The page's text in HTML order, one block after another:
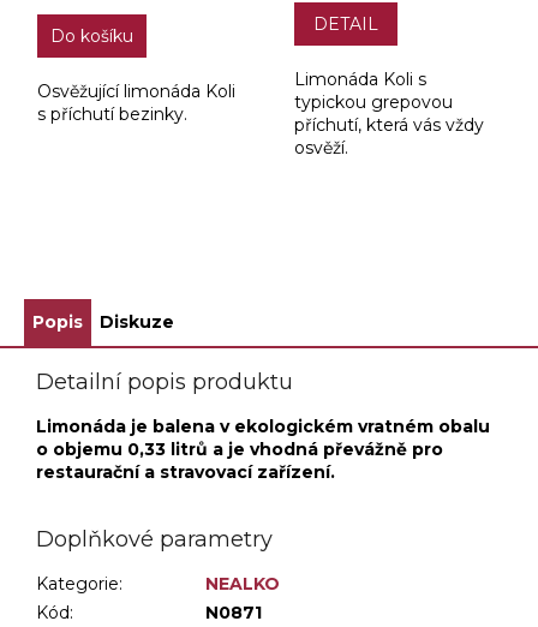
Do košíku
Osvěžující limonáda Koli
s příchutí bezinky.
DETAIL
Limonáda Koli s
typickou grepovou
příchutí, která vás vždy
osvěží.
Popis Diskuze
Detailní popis produktu
Limonáda je balena v ekologickém vratném obalu
o objemu 0,33 litrů a je vhodná převážně pro
restaurační a stravovací zařízení.
Doplňkové parametry
Kategorie:
NEALKO
Kód:
N0871